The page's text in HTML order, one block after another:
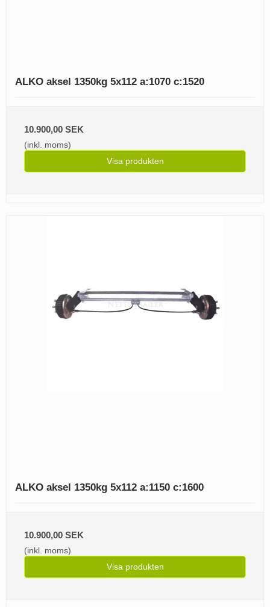
ALKO aksel 1350kg 5x112 a:1070 c:1520
10.900,00 SEK
(inkl. moms)
Visa produkten
ALKO aksel 1350kg 5x112 a:1150 c:1600
10.900,00 SEK
(inkl. moms)
Visa produkten